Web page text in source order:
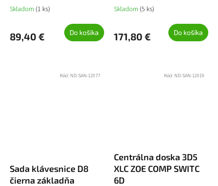
Skladom (1 ks)
89,40 € Do košíka
Skladom (5 ks)
171,80 € Do košíka
Sada klávesnice D8
čierna základňa
Kód: ND-SAN-12077
Centrálna doska 3D5
XLC ZOE COMP SWITC
6D
Kód: ND-SAN-12019